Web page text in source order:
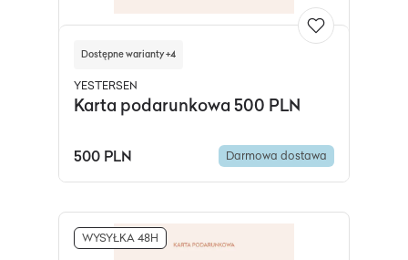
Dostępne warianty +4
YESTERSEN
Karta podarunkowa 500 PLN
500 PLN Darmowa dostawa
WYSYŁKA 48H